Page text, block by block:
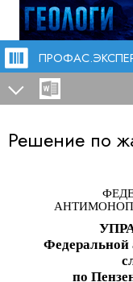
Решение по
Федеральной
по